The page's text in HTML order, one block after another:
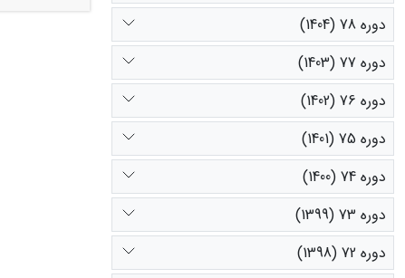
دوره 78 (1404)
دوره 77 (1403)
دوره 76 (1402)
دوره 75 (1401)
دوره 74 (1400)
دوره 73 (1399)
دوره 72 (1398)